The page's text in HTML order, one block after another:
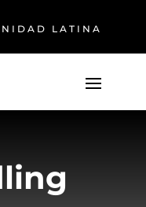
LATINA